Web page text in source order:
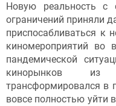
Новую реальность с
ограничений приняли
приспосабливаться к
киномероприятий во
пандемической
кинорынков из
трансформировался в
вовсе полностью уйти